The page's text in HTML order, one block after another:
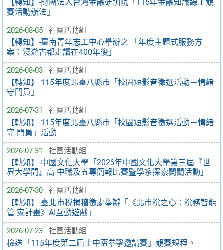
【轉知】-財團法人台灣金融研訓院「115年金融知識線上競
賽活動辦法」
2026-08-05 社團活動組
【轉知】-臺南青年志工中心舉辦之 「年度主題式服務方
案：漫遊古都走讀在400年後」
2026-08-03 社團活動組
【轉知】-115年度北臺八縣市「校園短影音徵選活動－情緒
守門員」
2026-07-31 社團活動組
【轉知】-115年度北臺八縣市「校園短影音徵選活動－情緒
守 門員」活動
2026-07-31 社團活動組
【轉知】-中國文化大學「2026年中國文化大學第三屆『世
界大學問』高 中職及五專簡報比賽暨學系探索闖關活動」
2026-07-30 社團活動組
【轉知】-臺北市稅捐稽徵處舉辦「《北市稅之心：稅務智能
管 家計畫》AI互動遊戲」
2026-07-23 社團活動組
檢送「115年度第二屆士中盃拳擊邀請賽」競賽規程。